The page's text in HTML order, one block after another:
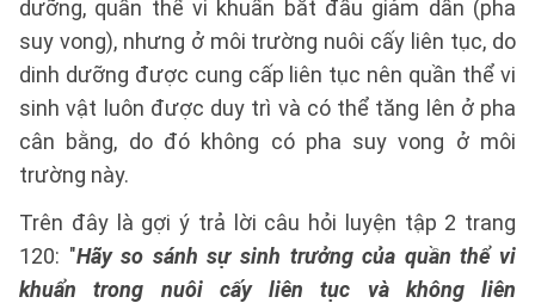
dưỡng, quần thể vi khuẩn bắt đầu giảm dần (pha
suy vong), nhưng ở môi trường nuôi cấy liên tục, do
dinh dưỡng được cung cấp liên tục nên quần thể vi
sinh vật luôn được duy trì và có thể tăng lên ở pha
cân bằng, do đó không có pha suy vong ở môi
trường này.
Trên đây là gợi ý trả lời câu hỏi luyện tập 2 trang
120: "Hãy so sánh sự sinh trưởng của quần thể vi
khuẩn trong nuôi cấy liên tục và không liên